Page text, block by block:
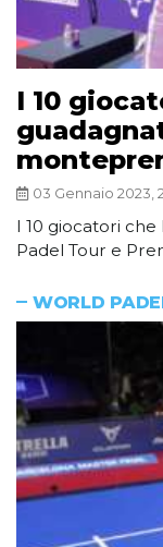
I 10
03 Gennaio 2023,
I 10 giocatori
Padel Tour e
WORLD